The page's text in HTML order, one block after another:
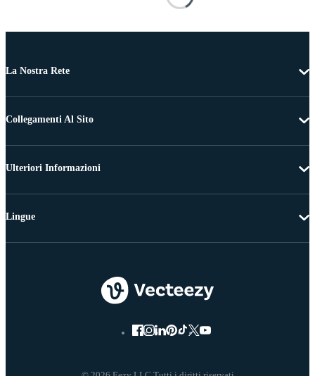
La Nostra Rete
Collegamenti Al Sito
Ulteriori Informazioni
Lingue